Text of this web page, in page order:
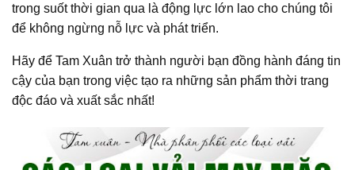
trong suốt thời gian qua là động lực lớn lao cho chúng tôi
để không ngừng nỗ lực và phát triển.
Hãy để Tam Xuân trở thành người bạn đồng hành đáng tin
cậy của bạn trong việc tạo ra những sản phẩm thời trang
độc đáo và xuất sắc nhất!